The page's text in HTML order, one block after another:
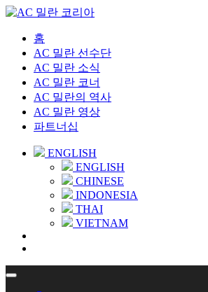
홈
AC 밀란 선수단
AC 밀란 소식
AC 밀란 코너
AC 밀란의 역사
AC 밀란 영상
파트너십
ENGLISH
ENGLISH
CHINESE
INDONESIA
THAI
VIETNAM